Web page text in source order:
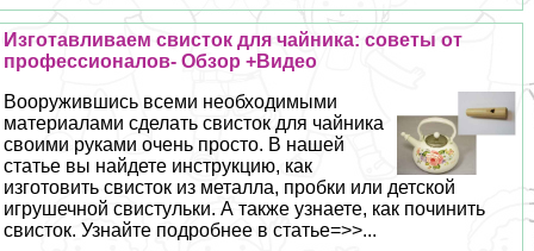
Изготавливаем свисток для чайника: советы от
профессионалов- Обзор +Видео
Вооружившись всеми необходимыми
материалами сделать свисток для чайника
своими руками очень просто. В нашей
статье вы найдете инструкцию, как
изготовить свисток из металла, пробки или детской
игрушечной свистульки. А также узнаете, как починить
свисток. Узнайте подробнее в статье=>>...